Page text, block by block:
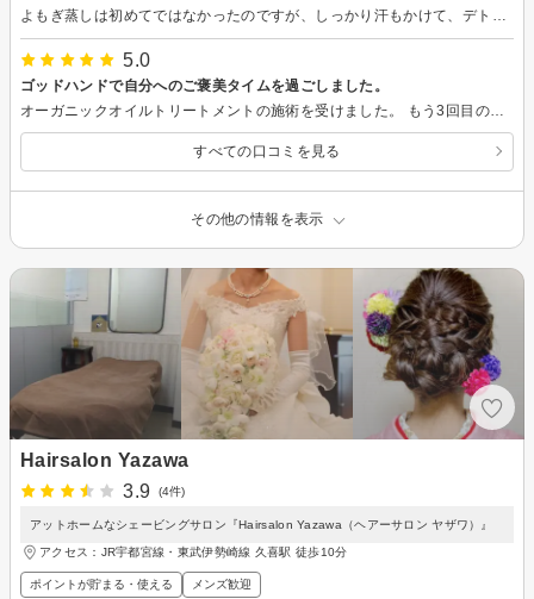
5.0
ゴッドハンドで自分へのご褒美タイムを過ごしました。
オーガニックオイルトリートメントの施術を受けました。 もう3回目のリピーターですが、店長さんはすごいゴッドハンドの持ち主です♪ その時の体調を見て場所も微妙に調整してくれますし、よもぎ蒸しでポカポカになった後のトリートメントは本当に天国です。 全身の血行が良くなるのを感じますし、デトックスされて帰路では体が軽くなっているのを実感しながらウキウキです。 楽天ポイントで無料で受けているのが申し訳ないくらいです。。こんな素敵なケアがあるならもっと早く知りたかったです。。 と、あんまりここでおすすめして混み合ってしまっても困る。。と複雑な気持ちですが、でもやっぱりゴッドハンドを知ってほしいです！！
すべての口コミを見る
その他の情報を表示
Hairsalon Yazawa
3.9
(4件)
アットホームなシェービングサロン『Hairsalon Yazawa（ヘアーサロン ヤザワ）』
アクセス：JR宇都宮線・東武伊勢崎線 久喜駅 徒歩10分
ポイントが貯まる・使える メンズ歓迎